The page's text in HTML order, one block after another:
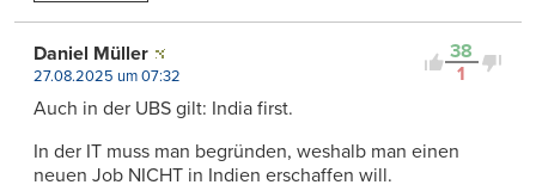
38
1
Daniel Müller
27.08.2025 um 07:32
Auch in der UBS gilt: India first.
In der IT muss man begründen, weshalb man einen
neuen Job NICHT in Indien erschaffen will.